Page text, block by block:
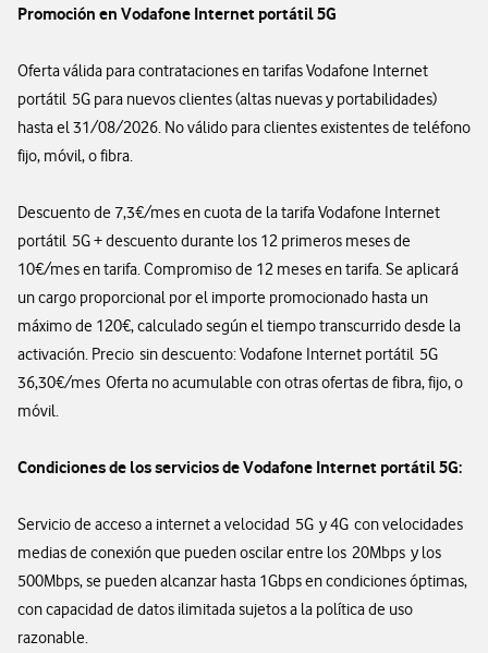
Promoción en Vodafone Internet portátil 5G
Oferta válida para contrataciones en tarifas Vodafone Internet
portátil 5G para nuevos clientes (altas nuevas y portabilidades)
hasta el 31/08/2026. No válido para clientes existentes de teléfono
fijo, móvil, o fibra.
Descuento de 7,3€/mes en cuota de la tarifa Vodafone Internet
portátil 5G + descuento durante los 12 primeros meses de
10€/mes en tarifa. Compromiso de 12 meses en tarifa. Se aplicará
un cargo proporcional por el importe promocionado hasta un
máximo de 120€, calculado según el tiempo transcurrido desde la
activación. Precio sin descuento: Vodafone Internet portátil 5G
36,30€/mes Oferta no acumulable con otras ofertas de fibra, fijo, o
móvil.
Condiciones de los servicios de Vodafone Internet portátil 5G:
Servicio de acceso a internet a velocidad 5G y 4G con velocidades
medias de conexión que pueden oscilar entre los 20Mbps y los
500Mbps, se pueden alcanzar hasta 1Gbps en condiciones óptimas,
con capacidad de datos ilimitada sujetos a la política de uso
razonable.